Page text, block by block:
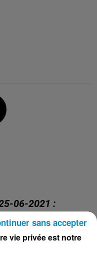
06-2021 :
- NAGIB AZERGUI
vie privée est notre
sans accepter